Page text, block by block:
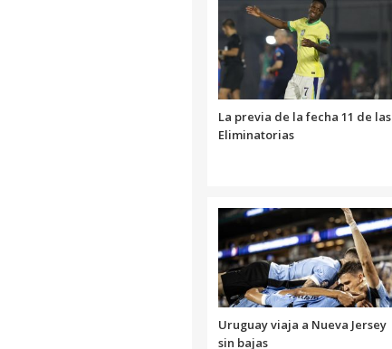
La previa de la fecha 11 de las
Eliminatorias
Uruguay viaja a Nueva Jersey
sin bajas